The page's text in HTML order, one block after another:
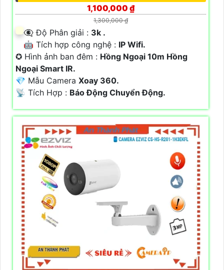
1,100,000 ₫
1,300,000 ₫
👁️‍🗨 Độ Phân giải : 3k .
🤖️ Tích hợp công nghệ : IP Wifi.
✪ Hình ảnh ban đêm : Hồng Ngoại 10m Hồng
Ngoại Smart IR.
💎 Mẫu Camera Xoay 360.
️📡 Tích Hợp : Báo Động Chuyển Động.